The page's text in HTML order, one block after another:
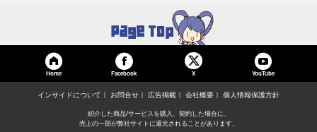
Home Facebook X YouTube
インサイドについて お問合せ 広告掲載 会社概要 個人情報保護方針
紹介した商品/サービスを購入、契約した場合に、
売上の一部が弊社サイトに還元されることがあります。